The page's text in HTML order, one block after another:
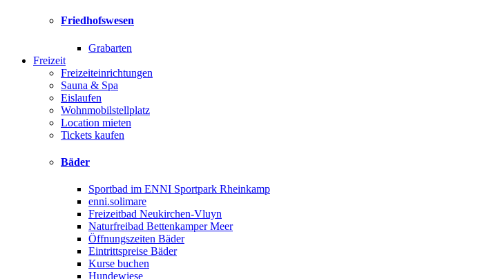
Friedhofswesen
Grabarten
Freizeit
Freizeiteinrichtungen
Sauna & Spa
Eislaufen
Wohnmobilstellplatz
Location mieten
Tickets kaufen
Bäder
Sportbad im ENNI Sportpark Rheinkamp
enni.solimare
Freizeitbad Neukirchen-Vluyn
Naturfreibad Bettenkamper Meer
Öffnungszeiten Bäder
Eintrittspreise Bäder
Kurse buchen
Hundewiese